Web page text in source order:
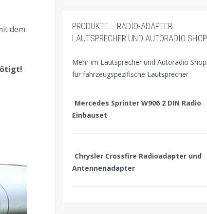
dem
PRODUKTE – RADIO-ADAPTER
LAUTSPRECHER UND AUTORADIO SHOP
Mehr im Lautsprecher und Autoradio Shop
für fahrzeugspezifische Lautsprecher
Mercedes Sprinter W906 2 DIN Radio
Einbauset
Chrysler Crossfire Radioadapter und
Antennenadapter